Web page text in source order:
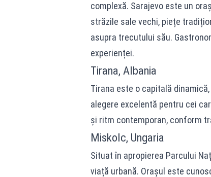
complexă. Sarajevo este un
străzile sale vechi, piețe
asupra trecutului său.
experienței.
Tirana, Albania
Tirana este o capitală
alegere excelentă pentru cei
și ritm contemporan, conform
Miskolc, Ungaria
Situat în apropierea Parcului
viață urbană. Orașul este